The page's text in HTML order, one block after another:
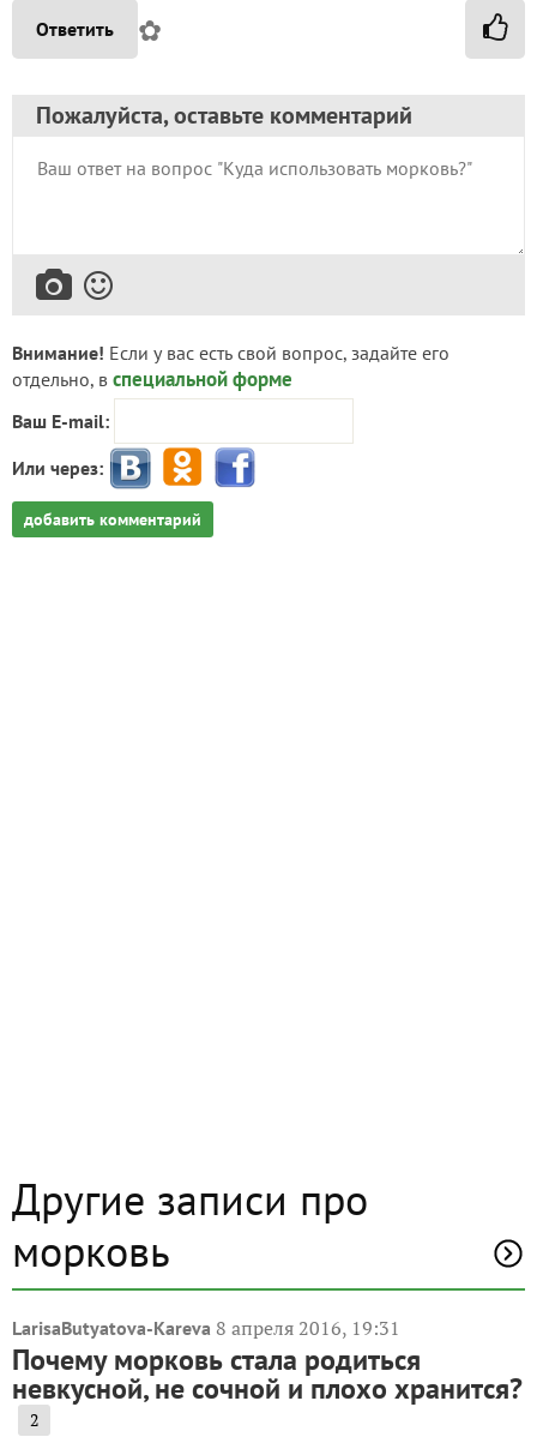
Ответить ✿
Пожалуйста, оставьте комментарий
Внимание! Если у вас есть свой вопрос, задайте его
отдельно, в специальной форме
Ваш E-mail:
Или через:
добавить комментарий
Другие записи про
морковь
LarisaButyatova-Kareva 8 апреля 2016, 19:31
Почему морковь стала родиться
невкусной, не сочной и плохо хранится?
2